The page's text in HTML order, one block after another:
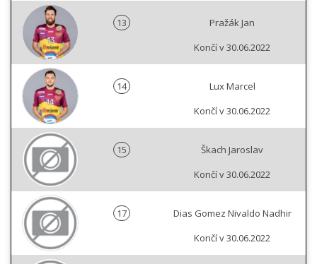
13
Pražák Jan
Končí v 30.06.2022
14
Lux Marcel
Končí v 30.06.2022
15
Škach Jaroslav
Končí v 30.06.2022
17
Dias Gomez Nivaldo Nadhir
Končí v 30.06.2022